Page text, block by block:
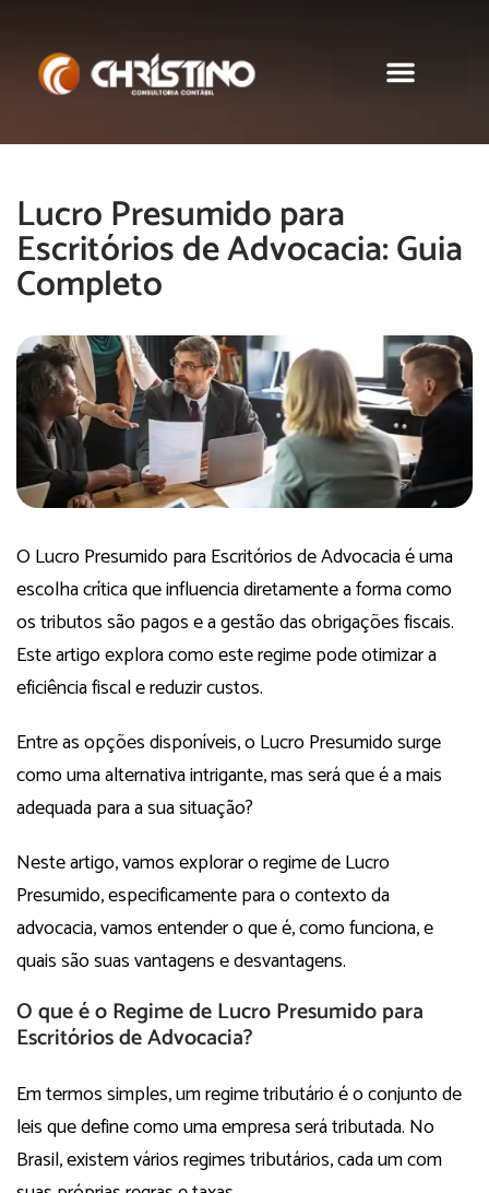
Lucro Presumido para
Escritórios de Advocacia: Guia
Completo
O Lucro Presumido para Escritórios de Advocacia é uma
escolha crítica que influencia diretamente a forma como
os tributos são pagos e a gestão das obrigações fiscais.
Este artigo explora como este regime pode otimizar a
eficiência fiscal e reduzir custos.
Entre as opções disponíveis, o Lucro Presumido surge
como uma alternativa intrigante, mas será que é a mais
adequada para a sua situação?
Neste artigo, vamos explorar o regime de Lucro
Presumido, especificamente para o contexto da
advocacia, vamos entender o que é, como funciona, e
quais são suas vantagens e desvantagens.
O que é o Regime de Lucro Presumido para
Escritórios de Advocacia?
Em termos simples, um regime tributário é o conjunto de
leis que define como uma empresa será tributada. No
Brasil, existem vários regimes tributários, cada um com